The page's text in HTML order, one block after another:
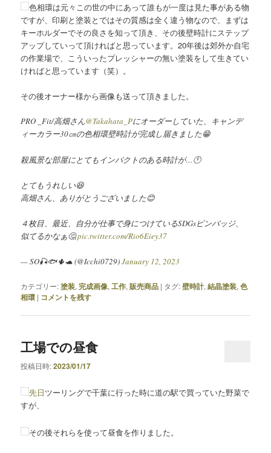
色相環は元々この世の中にあって誰もが一度は見た事がある物
ですが、印刷と塗装とではその質感は全く違う物なので、まずは
キーホルダーでその良さを知って頂き、その後壁時計にステップ
アップしていって頂ければと思っています。20年後は郊外か自宅
の作業場で、こういったプレッシャーの無い塗装をして生きてい
ければと思っています（笑）。
その後オーナー様から画像も送って頂きました。
PRO _Fit/高畑さん@Takahata_Pにオーダーしていた、キャンデ
ィーカラー30㎝の色相環壁時計が完成し届きました😁
殺風景な部屋にとてもインパクトのある時計が…🕛
とてもうれしい😆
高畑さん、ありがとうございました😊
４枚目、最近、自分が仕事で身につけているSDGsピンバッジ、
似てるかなぁ🤔pic.twitter.com/Rio6Eiey37
— SO🎣🐟🌵🐢 (@Icchi0729)January 12, 2023
カテゴリー:塗装,完成画像,工作,販売商品 | タグ:壁時計,結晶塗装,色
相環 | コメントを残す
工場での昼食
投稿日時:2023/01/17
先日ツーリングで千葉に行った時に道の駅で買っていた野菜で
すが、
その後それらを使って昼食を作りました。